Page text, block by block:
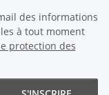
des informations
à tout moment
protection des